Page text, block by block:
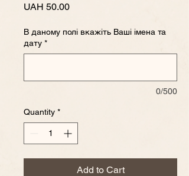
UAH 50.00Price
В даному полі вкажіть Ваші імена та
дату *
0/500
Quantity *
Add to Cart